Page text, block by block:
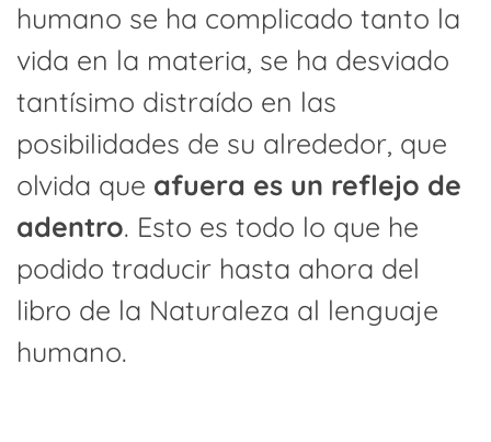
humano se ha complicado tanto la
vida en la materia, se ha desviado
tantísimo distraído en las
posibilidades de su alrededor, que
olvida que afuera es un reflejo de
adentro. Esto es todo lo que he
podido traducir hasta ahora del
libro de la Naturaleza al lenguaje
humano.